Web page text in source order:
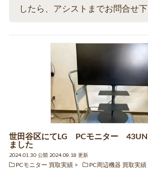
したら、アシストまでお問合せ下
世田谷区にてLG PCモニター
ました
2024.01.30 公開 2024.09.18 更新
PCモニター 買取実績
PC周辺機器 買取実績